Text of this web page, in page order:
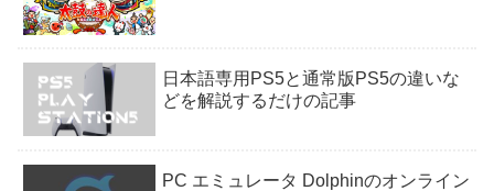
日本語専用PS5と通常版PS5の違いな
どを解説するだけの記事
PC エミュレータ Dolphinのオンライン